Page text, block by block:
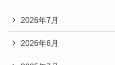
2026年7月
2026年6月